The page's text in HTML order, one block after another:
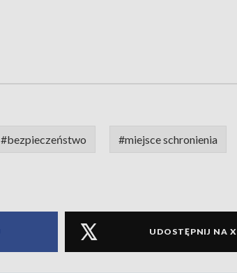
#bezpieczeństwo #miejsce schronienia
UDOSTĘPNIJ NA X